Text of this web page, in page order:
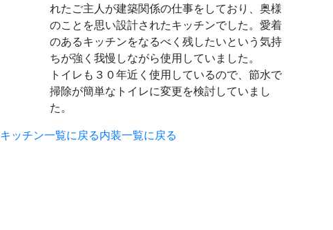
れたご主人が建築関係の仕事をしており、奥様
のことを思い設計されたキッチンでした。愛着
のあるキッチンをなるべく残したいという気持
ちが強く我慢しながら使用していました。
トイレも３０年近く使用しているので、節水で
掃除が簡単なトイレに変更を検討していまし
た。
キッチン一覧に戻る内装一覧に戻る